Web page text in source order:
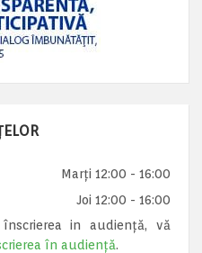
Marți 12:00 - 16:00
Joi 12:00 - 16:00
in audiență, vă
în audiență.